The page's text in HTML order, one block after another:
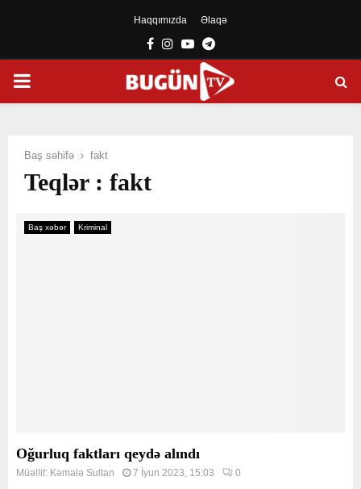
Haqqımızda Əlaqə
Facebook
Instagram
YoutubeTelegram
PRIMARY
Baş səhifə fakt
Teqlər : fakt
Baş xəbər Kriminal
Oğurluq faktları qeydə alındı
Müəllif: Kəmalə Sultan 7 İyun 2023, 15:03 0